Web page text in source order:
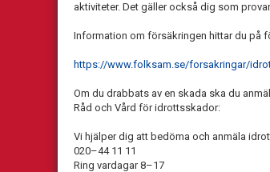
aktiviteter. Det gäller också dig som
Information om försäkringen hittar du på
https://www.folksam.se/forsakringar/
Om du drabbats av en skada ska du
Råd och Vård för idrottsskador:
Vi hjälper dig att bedöma och anmäla
020–44 11 11
Ring vardagar 8–17